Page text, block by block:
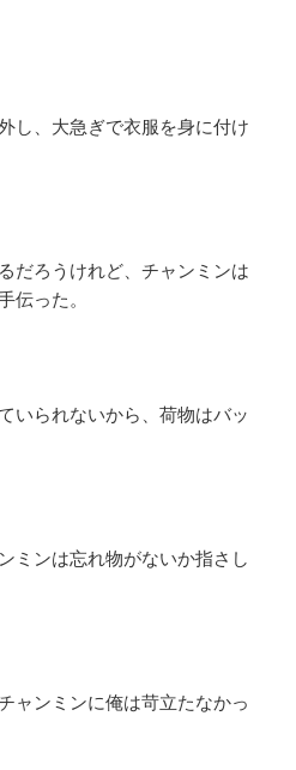
し、大急ぎで衣服を身に付け
だろうけれど、チャンミンは
伝った。
いられないから、荷物はバッ
ミンは忘れ物がないか指さし
ャンミンに俺は苛立たなかっ